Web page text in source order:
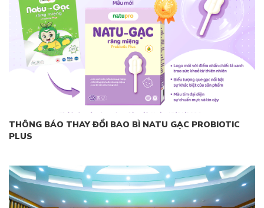
THÔNG BÁO THAY ĐỔI BAO BÌ NATU GẠC PROBIOTIC
PLUS